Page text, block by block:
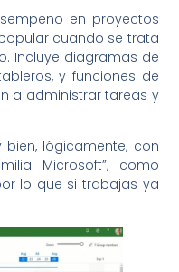
en proyectos
cuando se trata
Incluye diagramas de
y funciones de
a administrar tareas y
lógicamente, con
Microsoft”, como
lo que si trabajas ya